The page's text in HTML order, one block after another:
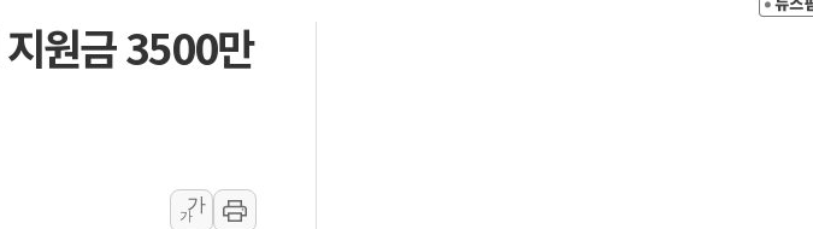
우크라 드론 전술, 중남미 콜롬비아에 새 안보 위기… 반군·마약카르텔이 습득해 전투 활용
동해해경, 독도 해상서 부유물 감긴 어선 구조
강원도 폭염특보 11일째…온열질환·가축 피해 최소화 '총력 대응'
원금 3500만
가
가